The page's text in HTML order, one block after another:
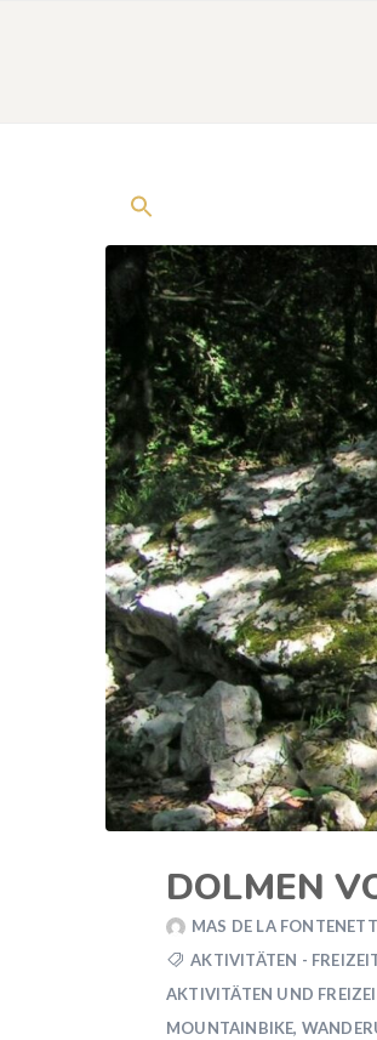
DOLMEN
MAS DE LA
AKTIVITÄTEN -
AKTIVITÄTEN UND
MOUNTAINBIKE,